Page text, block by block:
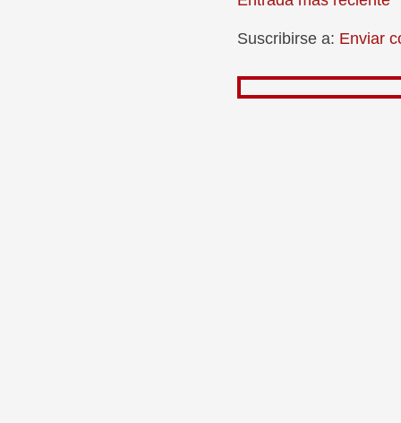
Suscribirse a: Enviar